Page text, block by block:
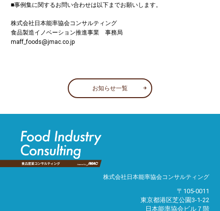
■事例集に関するお問い合わせは以下までお願いします。
株式会社日本能率協会コンサルティング
食品製造イノベーション推進事業 事務局
maff_foods@jmac.co.jp
お知らせ一覧
株式会社日本能率協会コンサルティング
〒105-0011
東京都港区芝公園3-1-22
日本能率協会ビル７階